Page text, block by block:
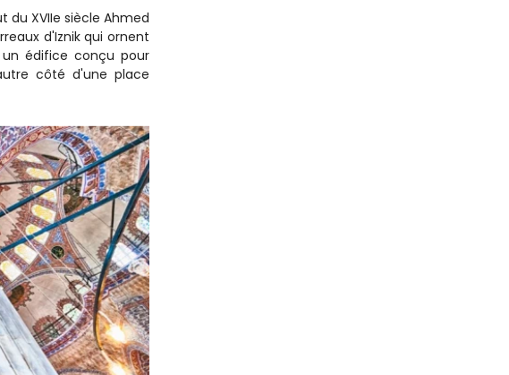
XVIIe siècle Ahmed
d'Iznik qui ornent
édifice conçu pour
côté d'une place